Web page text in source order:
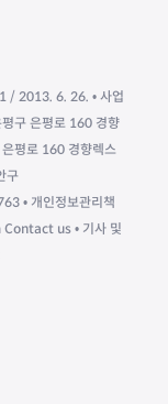
/ 2013. 6. 26. • 사업
구 은평로 160 경향
평로 160 경향렉스
구
• 개인정보관리책
us • 기사 및